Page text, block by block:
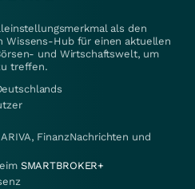
als den
Wissens-Hub für einen aktuellen
und Wirtschaftswelt, um
treffen.
FinanzNachrichten und
SMARTBROKER+